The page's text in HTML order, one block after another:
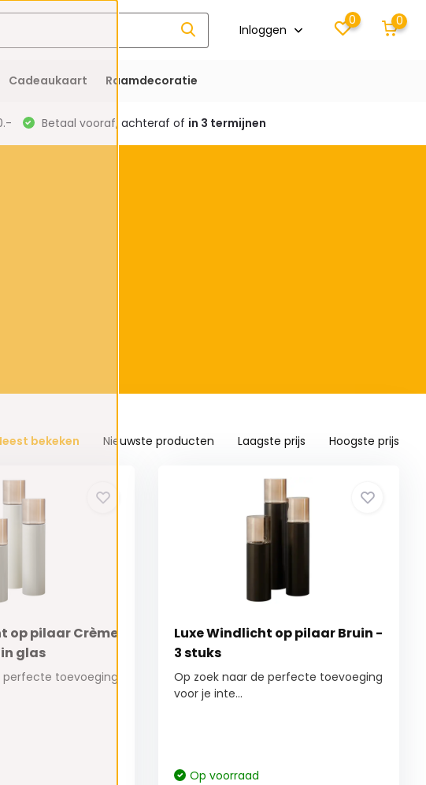
Inloggen
0 0
Cadeaukaart Raamdecoratie
Betaal vooraf, achteraf of in 3 termijnen
bekeken Nieuwste producten Laagste prijs Hoogste prijs
op pilaar Crème
glas
perfecte toevoeging
Luxe Windlicht op pilaar Bruin -
3 stuks
Op zoek naar de perfecte toevoeging
voor je inte...
Op voorraad